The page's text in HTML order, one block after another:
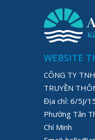
WEBSITE
CÔNG TY
TRUYỀN
Địa chỉ: 6/5J/
Phường Tân
Chí Minh